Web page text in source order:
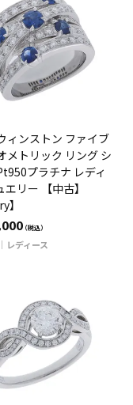
ィンストン ファイブ
メトリック リング シ
プラチナ レディ
エリー 【中古】
】
（税込）
レディース